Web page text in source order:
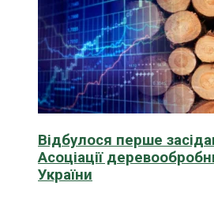
Відбулося перше
Асоціації
України